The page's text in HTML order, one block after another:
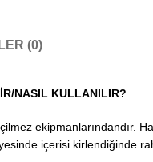
(0)
NASIL KULLANILIR?
ekipmanlarındandır.
içerisi kirlendiğinde